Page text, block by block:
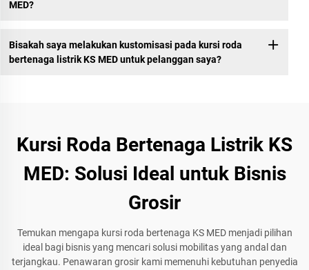
MED?
Bisakah saya melakukan kustomisasi pada kursi roda
bertenaga listrik KS MED untuk pelanggan saya?
Kursi Roda Bertenaga Listrik KS
MED: Solusi Ideal untuk Bisnis
Grosir
Temukan mengapa kursi roda bertenaga KS MED menjadi pilihan
ideal bagi bisnis yang mencari solusi mobilitas yang andal dan
terjangkau. Penawaran grosir kami memenuhi kebutuhan penyedia